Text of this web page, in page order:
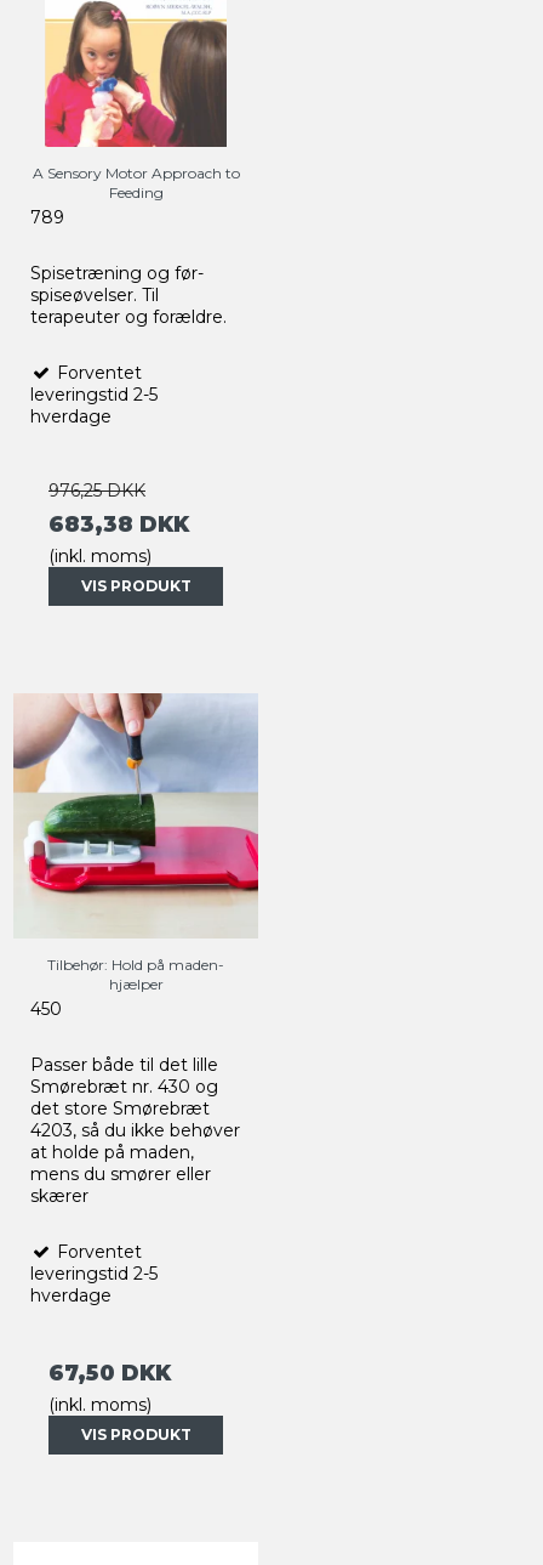
A Sensory Motor Approach to
Feeding
789
Spisetræning og før-
spiseøvelser. Til
terapeuter og forældre.
Forventet
leveringstid 2-5
hverdage
976,25 DKK
683,38 DKK
(inkl. moms)
VIS PRODUKT
Tilbehør: Hold på maden-
hjælper
450
Passer både til det lille
Smørebræt nr. 430 og
det store Smørebræt
4203, så du ikke behøver
at holde på maden,
mens du smører eller
skærer
Forventet
leveringstid 2-5
hverdage
67,50 DKK
(inkl. moms)
VIS PRODUKT